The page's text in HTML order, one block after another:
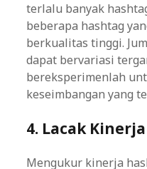
terlalu banyak
beberapa hashtag
berkualitas tinggi.
dapat bervariasi
bereksperimenlah
keseimbangan yang
4. Lacak Kinerja
Mengukur kinerja